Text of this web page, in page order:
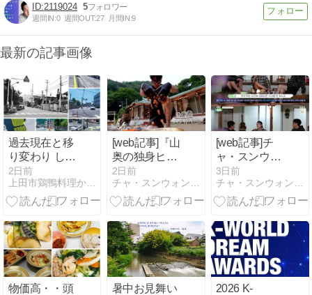
2119024 5
週間IN:0 週間OUT:27 月間IN:9
最新の記事画像
過去現在と移
り変わり して
います？真⽥
昌幸が築いた
上⽥城の堀の
れていた 橋の
周辺を⼩⾖橋
と呼ばれてい
た。
2日前
上田市鶏鴨料理かぶらや家族社中FC2ブログ
[web記事]『山
奥の独身ヒー
ロー』イム・
ヨンウン、チ
ャ・スンウォ
式タッコムタ
ン」に「ここ
に来て全部食
べたのは初め
て」と絶賛
2日前
チャ・スンウォン！ 非公式ファンサイト
[web記事]チ
ャ・スンウォ
ン「ご飯より
犬が先」―キ
ム・ドフンが
感
3日前
チャ・スンウォン！ 非公式ファンサイト
物価高・・頭
暑中お見舞い
2026 K-